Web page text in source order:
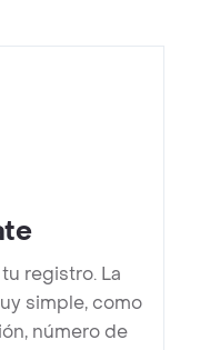
registro. La
simple, como
número de